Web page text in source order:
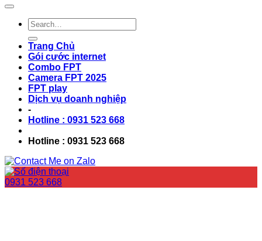
Trang Chủ
Gói cước internet
Combo FPT
Camera FPT 2025
FPT play
Dịch vụ doanh nghiệp
-
Hotline : 0931 523 668
Hotline : 0931 523 668
0931 523 668